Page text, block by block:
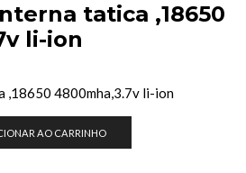
tatica ,18650
li-ion
,18650 4800mha,3.7v li-ion
AO CARRINHO